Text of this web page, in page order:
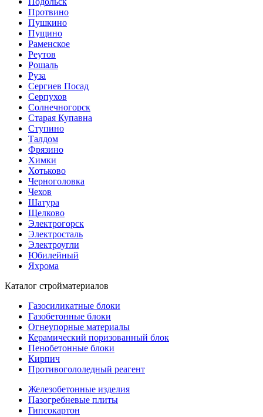
Протвино
Пушкино
Пущино
Раменское
Реутов
Рошаль
Руза
Сергиев Посад
Серпухов
Солнечногорск
Старая Купавна
Ступино
Талдом
Фрязино
Химки
Хотьково
Черноголовка
Чехов
Шатура
Щелково
Электрогорск
Электросталь
Электроугли
Юбилейный
Яхрома
Каталог стройматериалов
Газосиликатные блоки
Газобетонные блоки
Огнеупорные материалы
Керамический поризованный блок
Пенобетонные блоки
Кирпич
Противогололедный реагент
Железобетонные изделия
Пазогребневые плиты
Гипсокартон